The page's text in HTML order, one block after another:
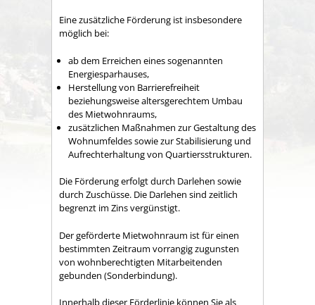
Eine zusätzliche Förderung ist insbesondere
möglich bei:
ab dem Erreichen eines sogenannten
Energiesparhauses,
Herstellung von Barrierefreiheit
beziehungsweise altersgerechtem Umbau
des Mietwohnraums,
zusätzlichen Maßnahmen zur Gestaltung des
Wohnumfeldes sowie zur Stabilisierung und
Aufrechterhaltung von Quartiersstrukturen.
Die Förderung erfolgt durch Darlehen sowie
durch Zuschüsse. Die Darlehen sind zeitlich
begrenzt im Zins vergünstigt.
Der geförderte Mietwohnraum ist für einen
bestimmten Zeitraum vorrangig zugunsten
von wohnberechtigten Mitarbeitenden
gebunden (Sonderbindung).
Innerhalb dieser Förderlinie können Sie als